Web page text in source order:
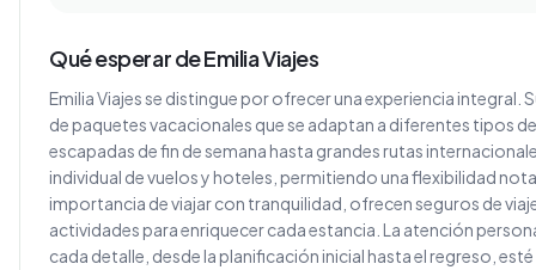
Qué esperar de Emilia Viajes
Emilia Viajes se distingue por ofrecer una experiencia integral.
de paquetes vacacionales que se adaptan a diferentes tipos
escapadas de fin de semana hasta grandes rutas
individual de vuelos y hoteles, permitiendo una flexibilidad
importancia de viajar con tranquilidad, ofrecen seguros de
actividades para enriquecer cada estancia. La atención
cada detalle, desde la planificación inicial hasta el regreso,